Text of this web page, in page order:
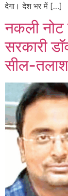
देगा। देश भर में […]
नकली
सरकारी
सील-